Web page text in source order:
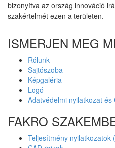
bizonyítva az ország innováció
szakértelmét ezen a területen.
ISMERJEN MEG
Rólunk
Sajtószoba
Képgaléria
Logó
Adatvédelmi nyilatkozat és
FAKRO
Teljesítmény nyilatkozatok